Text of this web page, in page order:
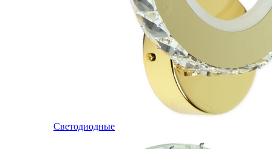
Светодиодные